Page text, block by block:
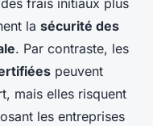
frais initiaux plus
la sécurité des
. Par contraste, les
peuvent
mais elles risquent
les entreprises